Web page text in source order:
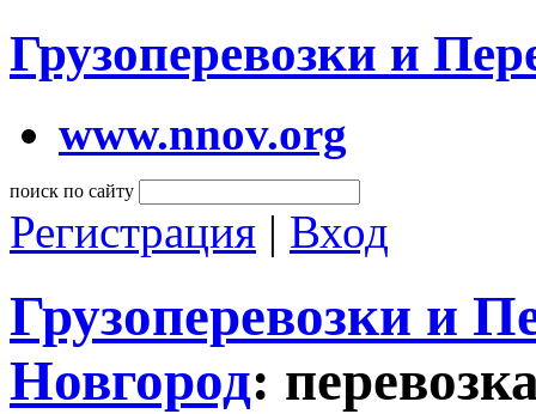
Грузоперевозки и
www.nnov.org
поиск по сайту
Регистрация | Вход
Грузоперевозки и
Новгород: